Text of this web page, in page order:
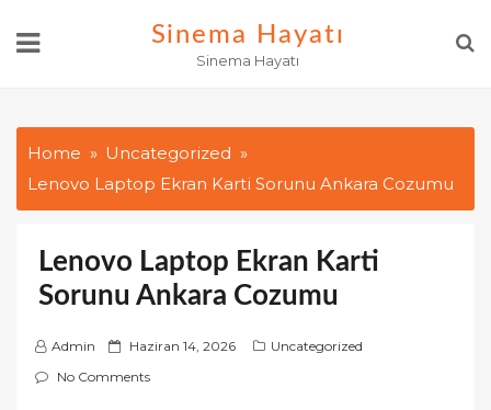
Sinema Hayatı
Sinema Hayatı
Home
Uncategorized
Lenovo Laptop Ekran Karti Sorunu Ankara Cozumu
Lenovo Laptop Ekran Karti
Sorunu Ankara Cozumu
Admin
P
o
Haziran 14, 2026
Uncategorized
No Comments